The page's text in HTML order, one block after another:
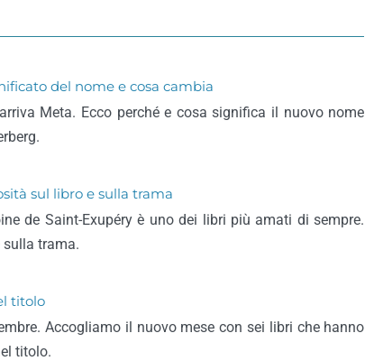
del nome e cosa cambia
Meta. Ecco perché e cosa significa il nuovo nome
sul libro e sulla trama
de Saint-Exupéry è uno dei libri più amati di sempre.
sulla trama.
titolo
Accogliamo il nuovo mese con sei libri che hanno
titolo.